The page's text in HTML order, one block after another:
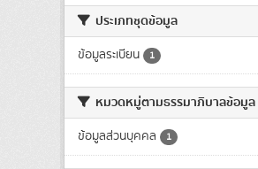
ประเภทชุดข้อมูล
ข้อมูลระเบียน 1
หมวดหมู่ตามธรรมาภิบาลข้อมูล
ข้อมูลส่วนบุคคล 1